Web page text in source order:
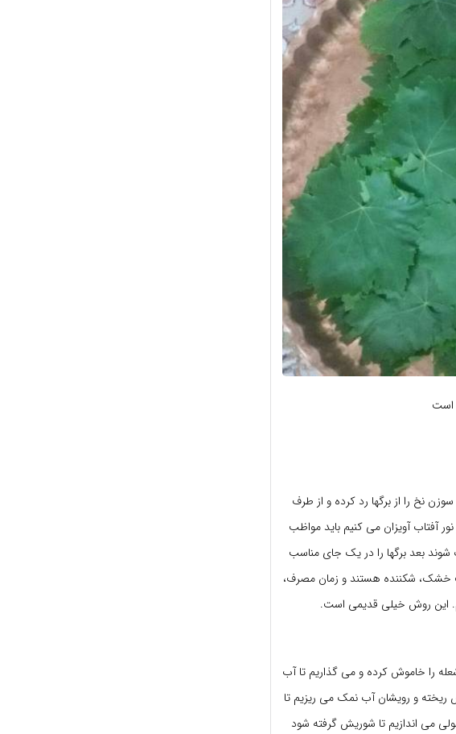
است
نخ را از برگها رد کرده و از طرف
آفتاب آویزان می کنیم باید مواظب
بعد برگها را در یک جای مناسب
خشک، شکننده هستند و زمان مصرف،
این روش خیلی قدیمی است.
را خاموش کرده و می گذاریم تا آب
و رویشان آب نمک می ریزیم تا
می اندازیم تا شوریش گرفته شود